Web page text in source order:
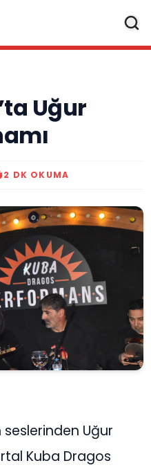
Uğur
2 DK OKUMA
Uğur
Kuba Dragos